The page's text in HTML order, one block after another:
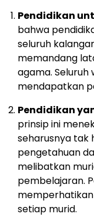
Pendidikan
bahwa
seluruh
memandang
agama.
mendapatkan
Pendidikan
prinsip ini
seharusnya tak
pengetahuan
melibatkan
pembelajaran.
setiap murid.